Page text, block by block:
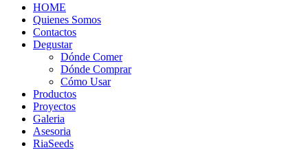
HOME
Quienes Somos
Contactos
Degustar
Dónde Comer
Dónde Comprar
Cómo Usar
Productos
Proyectos
Galeria
Asesoria
RiaSeeds